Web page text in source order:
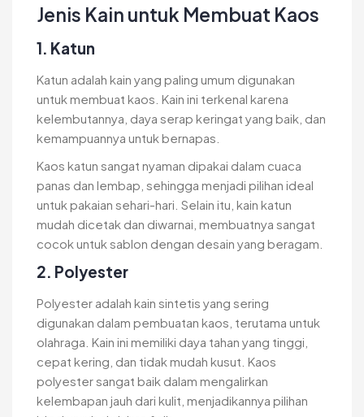
Jenis Kain untuk Membuat Kaos
1. Katun
Katun adalah kain yang paling umum digunakan
untuk membuat kaos. Kain ini terkenal karena
kelembutannya, daya serap keringat yang baik, dan
kemampuannya untuk bernapas.
Kaos katun sangat nyaman dipakai dalam cuaca
panas dan lembap, sehingga menjadi pilihan ideal
untuk pakaian sehari-hari. Selain itu, kain katun
mudah dicetak dan diwarnai, membuatnya sangat
cocok untuk sablon dengan desain yang beragam.
2. Polyester
Polyester adalah kain sintetis yang sering
digunakan dalam pembuatan kaos, terutama untuk
olahraga. Kain ini memiliki daya tahan yang tinggi,
cepat kering, dan tidak mudah kusut. Kaos
polyester sangat baik dalam mengalirkan
kelembapan jauh dari kulit, menjadikannya pilihan